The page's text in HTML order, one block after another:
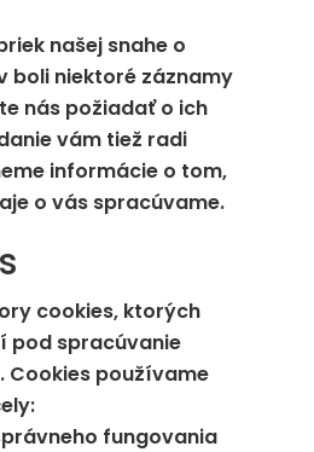
našej snahe o
boli niektoré záznamy
nás požiadať o ich
vám tiež radi
informácie o tom,
o vás spracúvame.
cookies, ktorých
pod spracúvanie
Cookies používame
fungovania